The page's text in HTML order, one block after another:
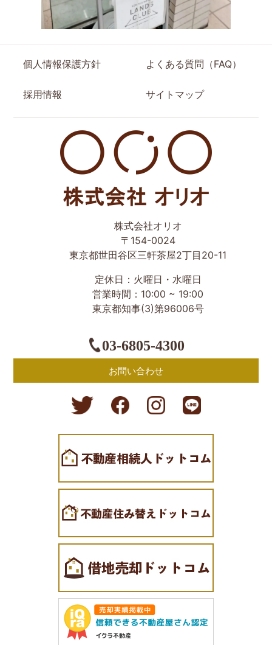
個人情報保護方針
採用情報
よくある質問（FAQ）
サイトマップ
却・買取は株式会社Orio
株式会社オリオ
〒154-0024
東京都世田谷区三軒茶屋2丁目20-11
定休日：火曜日・水曜日
営業時間：10:00 ~ 19:00
東京都知事(3)第96006号
03-6805-4300
お問い合わせ